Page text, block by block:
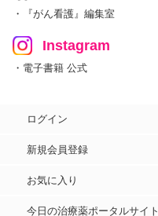
・『がん看護』編集室
Instagram
・電子書籍 公式
ログイン
新規会員登録
お気に入り
今日の治療薬ポータルサイト